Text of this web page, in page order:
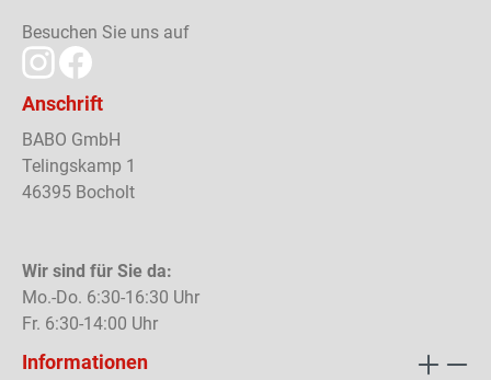
Besuchen Sie uns auf
Anschrift
BABO GmbH
Telingskamp 1
46395 Bocholt
Wir sind für Sie da:
Mo.-Do. 6:30-16:30 Uhr
Fr. 6:30-14:00 Uhr
Informationen